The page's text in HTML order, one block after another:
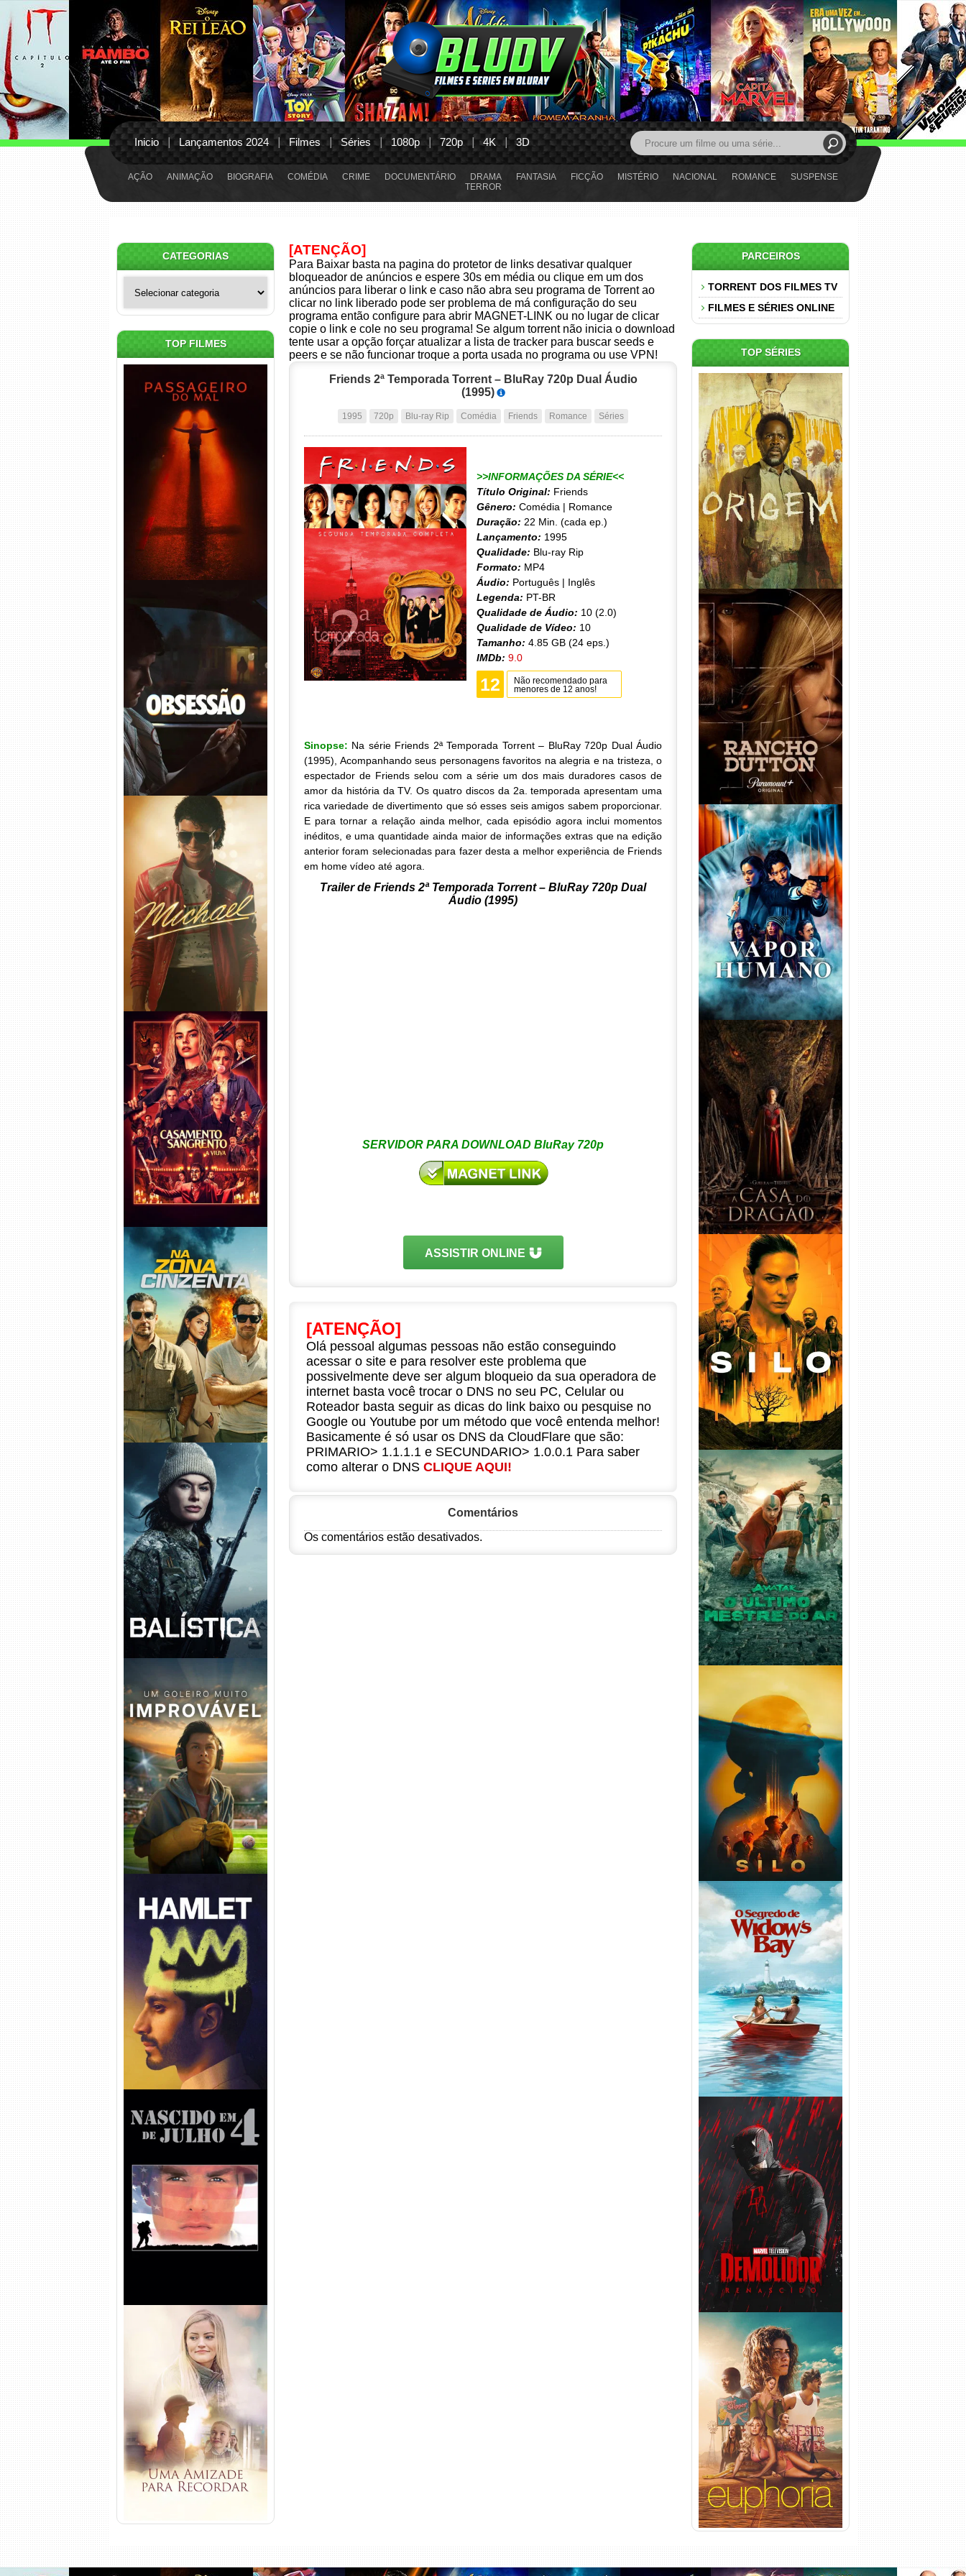
Inicio Lançamentos 2024 Filmes Séries 1080p 720p 4K 3D
AÇÃO ANIMAÇÃO BIOGRAFIA COMÉDIA CRIME DOCUMENTÁRIO DRAMA FANTASIA FICÇÃO MISTÉRIO NACIONAL ROMANCE
SUSPENSE
TERROR
[ATENÇÃO]
Para Baixar basta na pagina do protetor de links desativar qualquer
bloqueador de anúncios e espere 30s em média ou clique em um dos
anúncios para liberar o link e caso não abra seu programa de Torrent ao
clicar no link liberado pode ser problema de má configuração do seu
programa então configure para abrir MAGNET-LINK ou no lugar de clicar
copie o link e cole no seu programa! Se algum torrent não inicia o download
tente usar a opção forçar atualizar a lista de tracker para buscar seeds e
peers e se não funcionar troque a porta usada no programa ou use VPN!
Friends 2ª Temporada Torrent – BluRay 720p Dual Áudio
(1995)
1995 720p Blu-ray Rip Comédia Friends Romance Séries
>>INFORMAÇÕES DA SÉRIE<<
Título Original: Friends
Gênero: Comédia | Romance
Duração: 22 Min. (cada ep.)
Lançamento: 1995
Qualidade: Blu-ray Rip
Formato: MP4
Áudio: Português | Inglês
Legenda: PT-BR
Qualidade de Áudio: 10 (2.0)
Qualidade de Vídeo: 10
Tamanho: 4.85 GB (24 eps.)
IMDb: 9.0
12
Não recomendado para
menores de 12 anos!
Sinopse: Na série Friends 2ª Temporada Torrent – BluRay 720p Dual Áudio
(1995), Acompanhando seus personagens favoritos na alegria e na tristeza, o
espectador de Friends selou com a série um dos mais duradores casos de
amor da história da TV. Os quatro discos da 2a. temporada apresentam uma
rica variedade de divertimento que só esses seis amigos sabem proporcionar.
E para tornar a relação ainda melhor, cada episódio agora inclui momentos
inéditos, e uma quantidade ainda maior de informações extras que na edição
anterior foram selecionadas para fazer desta a melhor experiência de Friends
em home vídeo até agora.
Trailer de Friends 2ª Temporada Torrent – BluRay 720p Dual
Áudio (1995)
SERVIDOR PARA DOWNLOAD BluRay 720p
ASSISTIR ONLINE
[ATENÇÃO]
Olá pessoal algumas pessoas não estão conseguindo
acessar o site e para resolver este problema que
possivelmente deve ser algum bloqueio da sua operadora de
internet basta você trocar o DNS no seu PC, Celular ou
Roteador basta seguir as dicas do link baixo ou pesquise no
Google ou Youtube por um método que você entenda melhor!
Basicamente é só usar os DNS da CloudFlare que são:
PRIMARIO> 1.1.1.1 e SECUNDARIO> 1.0.0.1 Para saber
como alterar o DNS CLIQUE AQUI!
Comentários
Os comentários estão desativados.
CATEGORIAS
TOP FILMES
Passageiro do Mal Torrent
(2026) WEB-DL 1080p Dual
Áudio
Obsessão Torrent (2026)
WEB-DL 1080p/4K Dual
Áudio
Michael Torrent (2026) WEB-
DL 1080p/4K Dual Áudio
Casamento Sangrento: A
Viúva Torrent (2026) WEB-DL
720p/1080p/4K Dual Áudio
Na Zona Cinzenta Torrent
(2026) WEB-DL 1080p/4K
Dual Áudio
Balística Torrent (2025) WEB-
DL 1080p Dual Áudio
Um Goleiro Muito Improvável
Torrent (2026) WEB-DL 1080p
Dual Áudio
Hamlet Torrent (2026) WEB-
DL 1080p Dual Áudio
Nascido em 4 de Julho
Torrent (1989) WEB-DL 1080p
Dual Áudio
Uma Amizade para Recordar
Torrent (2025) WEB-DL 1080p
Dual Áudio
PARCEIROS
TORRENT DOS FILMES TV
FILMES E SÉRIES ONLINE
TOP SÉRIES
Origem 4ª Temporada Torrent
(2026) WEB-DL 1080p/4K
Dual Áudio
Rancho Dutton 1ª
Temporada Torrent (2026)
WEB-DL 1080p Dual Áudio
Vapor Humano 1ª Temporada
Torrent (2026) WEB-DL 1080p
Dual Áudio
A Casa do Dragão 1ª
Temporada Torrent (2022)
WEB-DL 720p/1080p Dual
Áudio
Silo 1ª Temporada Torrent
(2023) WEB-DL
720p/1080p/4K Dual Áudio
Avatar: O Último Mestre do
Ar 2ª Temporada Torrent
(2026) WEB-DL 1080p Dual
Áudio
Silo 2ª Temporada (2024)
WEB-DL 1080p Dual Áudio
O Segredo de Widow’s Bay
1ª Temporada Torrent (2026)
WEB-DL 1080p Dual Áudio
Demolidor: Renascido 2ª
Temporada (2026) WEB-DL
1080p Dual Áudio
Euphoria 3ª Temporada
Torrent (2026) WEB-DL 1080p
Dual Áudio